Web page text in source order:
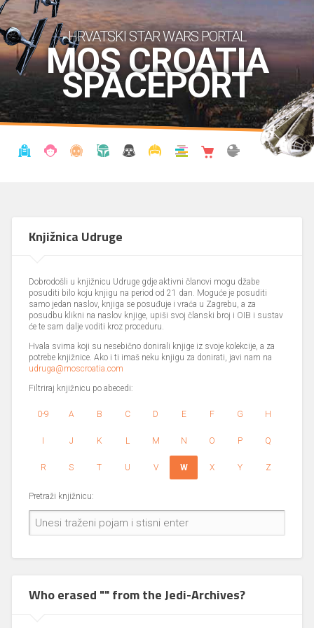
HRVATSKI STAR WARS PORTAL
MOS CROATIA
SPACEPORT
Knjižnica Udruge
Dobrodošli u knjižnicu Udruge gdje aktivni članovi mogu džabe
posuditi bilo koju knjigu na period od 21 dan. Moguće je posuditi
samo jedan naslov, knjiga se posuđuje i vraća u Zagrebu, a za
posudbu klikni na naslov knjige, upiši svoj članski broj i OIB i sustav
će te sam dalje voditi kroz proceduru.
Hvala svima koji su nesebično donirali knjige iz svoje kolekcije, a za
potrebe knjižnice. Ako i ti imaš neku knjigu za donirati, javi nam na
udruga@moscroatia.com
Filtriraj knjižnicu po abecedi:
0-9 A B C D E F G H
I J K L M N O P Q
R S T U V W X Y Z
Pretraži knjižnicu:
Who erased "" from the Jedi-Archives?